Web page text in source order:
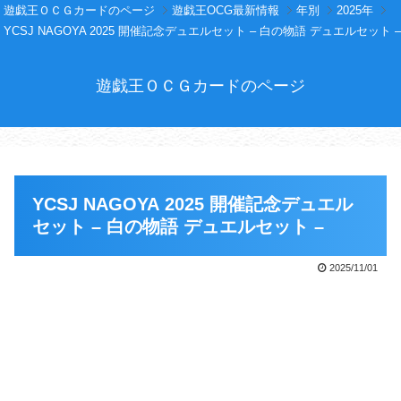
遊戯王ＯＣＧカードのページ 遊戯王OCG最新情報 年別
2025年
YCSJ NAGOYA 2025 開催記念デュエルセット – 白の物語 デュエルセット –
遊戯王ＯＣＧカードのページ
YCSJ NAGOYA 2025 開催記念デュエル
セット – 白の物語 デュエルセット –
2025/11/01